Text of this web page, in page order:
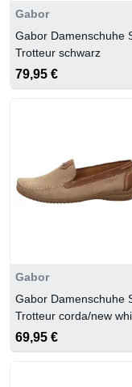
Gabor
Gabor Damenschuhe
Trotteur schwarz
79,95 €
Gabor
Gabor Damenschuhe
Trotteur corda/new
69,95 €